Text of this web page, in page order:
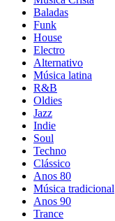
Baladas
Funk
House
Electro
Alternativo
Música latina
R&B
Oldies
Jazz
Indie
Soul
Techno
Clássico
Anos 80
Música tradicional
Anos 90
Trance